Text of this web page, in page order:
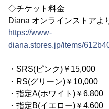
◇チケット料金
Diana オンラインストアよ
https://www-
diana.stores.jp/items/
・SRS(ピンク)￥15,000
・RS(グリーン)￥10,000
・指定A(ホワイト)￥6,800
・指定B(イエロー)￥4,600